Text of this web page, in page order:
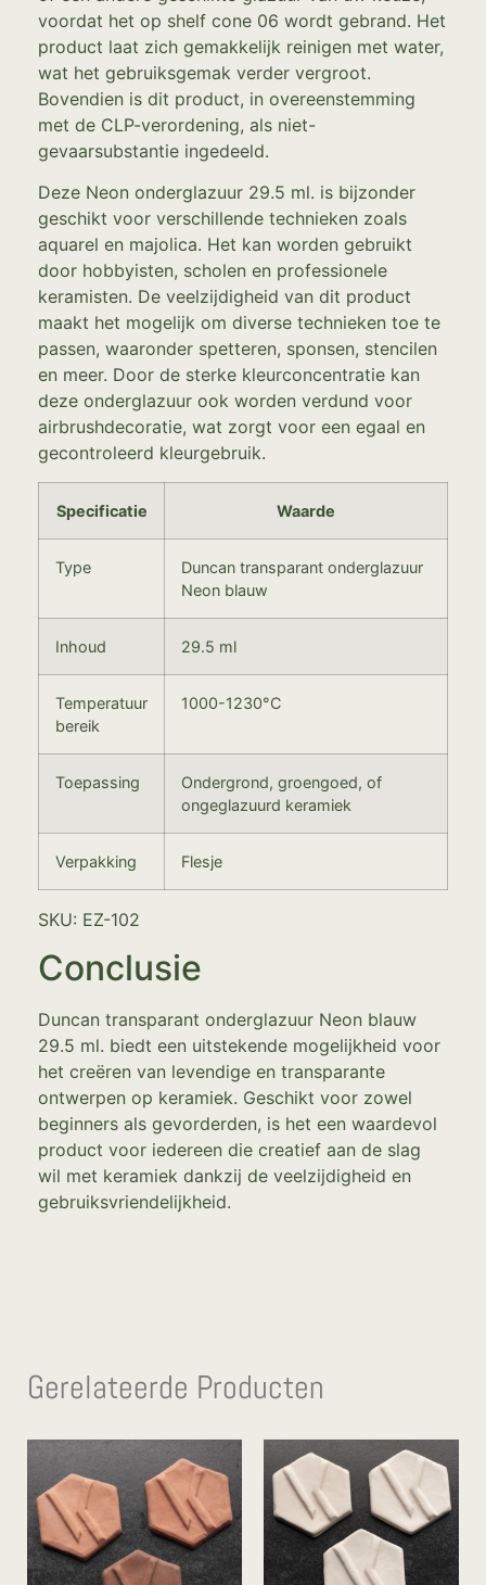
voordat het op shelf cone 06 wordt gebrand. Het
product laat zich gemakkelijk reinigen met water,
wat het gebruiksgemak verder vergroot.
Bovendien is dit product, in overeenstemming
met de CLP-verordening, als niet-
gevaarsubstantie ingedeeld.
Deze Neon onderglazuur 29.5 ml. is bijzonder
geschikt voor verschillende technieken zoals
aquarel en majolica. Het kan worden gebruikt
door hobbyisten, scholen en professionele
keramisten. De veelzijdigheid van dit product
maakt het mogelijk om diverse technieken toe te
passen, waaronder spetteren, sponsen, stencilen
en meer. Door de sterke kleurconcentratie kan
deze onderglazuur ook worden verdund voor
airbrushdecoratie, wat zorgt voor een egaal en
gecontroleerd kleurgebruik.
Specificatie Waarde
Type
Duncan transparant onderglazuur
Neon blauw
Inhoud 29.5 ml
Temperatuur
bereik
1000-1230°C
Toepassing
Ondergrond, groengoed, of
ongeglazuurd keramiek
Verpakking Flesje
SKU: EZ-102
Conclusie
Duncan transparant onderglazuur Neon blauw
29.5 ml. biedt een uitstekende mogelijkheid voor
het creëren van levendige en transparante
ontwerpen op keramiek. Geschikt voor zowel
beginners als gevorderden, is het een waardevol
product voor iedereen die creatief aan de slag
wil met keramiek dankzij de veelzijdigheid en
gebruiksvriendelijkheid.
Gerelateerde Producten